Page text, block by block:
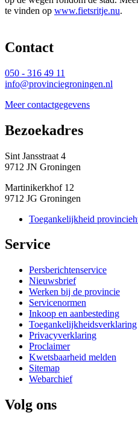
te vinden op www.fietsritje.nu.
Contact
050 - 316 49 11
info@provinciegroningen.nl
Meer contactgegevens
Bezoekadres
Sint Jansstraat 4
9712 JN Groningen
Martinikerkhof 12
9712 JG Groningen
Toegankelijkheid
Service
Persberichtenservice
Nieuwsbrief
Werken bij de provincie
Servicenormen
Inkoop en aanbesteding
Toegankelijkheidsverklaring
Privacyverklaring
Proclaimer
Kwetsbaarheid melden
Sitemap
Webarchief
Volg ons